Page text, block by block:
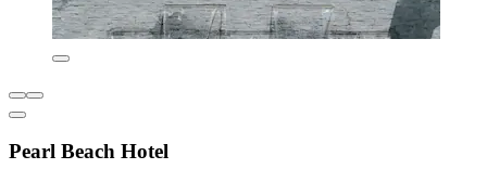
Pearl Beach Hotel